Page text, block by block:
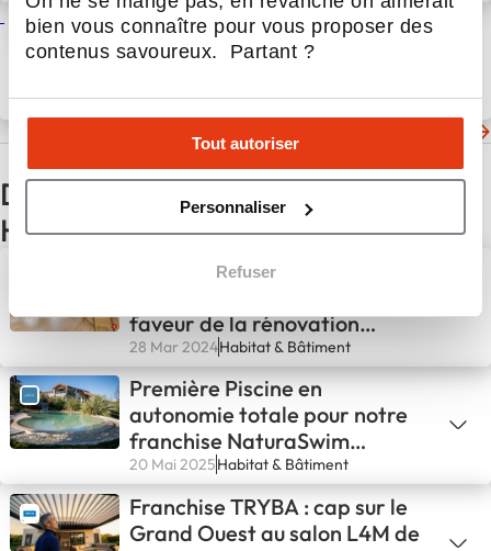
bien vous connaître pour vous proposer des
contenus savoureux. Partant ?
Tout autoriser
Personnaliser
Refuser
DOMetVIE – Convention
nationale et formation
27 Sep 2024Actualités
D'autres actualités du secteur
Habitat & Bâtiment
Avenir Rénovations et
faveur de la rénovation
énergétique
28 Mar 2024Habitat & Bâtiment
Première Piscine en
autonomie totale pour notre
franchise NaturaSwim
d’Avignon !💪
20 Mai 2025Habitat & Bâtiment
Franchise TRYBA : cap sur le
Grand Ouest au salon L4M de